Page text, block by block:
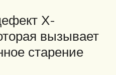
Х-
вызывает
старение